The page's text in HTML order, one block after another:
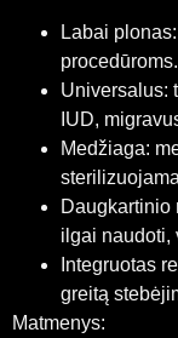
Labai
procedūroms.
Universalus:
IUD,
Medžiaga:
Daugkartinio
ilgai naudoti,
Integruotas
greitą
Matmenys: